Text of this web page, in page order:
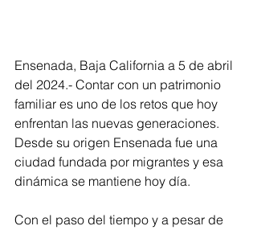
Ensenada, Baja California a 5 de abril
del 2024.- Contar con un patrimonio
familiar es uno de los retos que hoy
enfrentan las nuevas generaciones.
Desde su origen Ensenada fue una
ciudad fundada por migrantes y esa
dinámica se mantiene hoy día.
Con el paso del tiempo y a pesar de